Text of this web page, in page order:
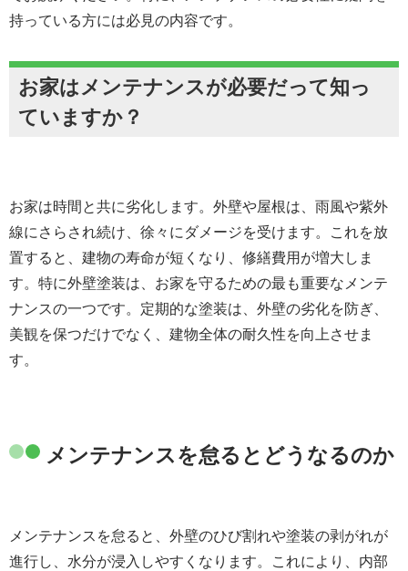
持っている方には必見の内容です。
お家はメンテナンスが必要だって知っ
ていますか？
お家は時間と共に劣化します。外壁や屋根は、雨風や紫外
線にさらされ続け、徐々にダメージを受けます。これを放
置すると、建物の寿命が短くなり、修繕費用が増大しま
す。特に外壁塗装は、お家を守るための最も重要なメンテ
ナンスの一つです。定期的な塗装は、外壁の劣化を防ぎ、
美観を保つだけでなく、建物全体の耐久性を向上させま
す。
メンテナンスを怠るとどうなるのか
メンテナンスを怠ると、外壁のひび割れや塗装の剥がれが
進行し、水分が浸入しやすくなります。これにより、内部